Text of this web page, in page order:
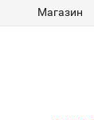
Магазин